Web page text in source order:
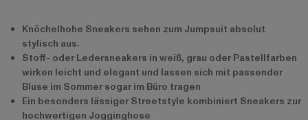
Knöchelhohe Sneakers sehen zum Jumpsuit absolut
stylisch aus.
Stoff- oder Ledersneakers in weiß, grau oder Pastellfarben
wirken leicht und elegant und lassen sich mit passender
Bluse im Sommer sogar im Büro tragen
Ein besonders lässiger Streetstyle kombiniert Sneakers zur
hochwertigen Jogginghose